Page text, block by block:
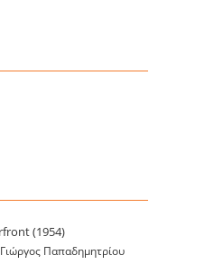
(1954)
Γιώργος Παπαδημητρίου